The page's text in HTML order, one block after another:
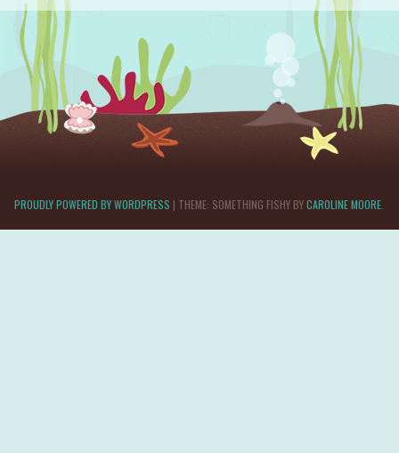
PROUDLY POWERED BY WORDPRESS | THEME: SOMETHING FISHY BYCAROLINE MOORE